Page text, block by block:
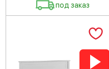
под заказ